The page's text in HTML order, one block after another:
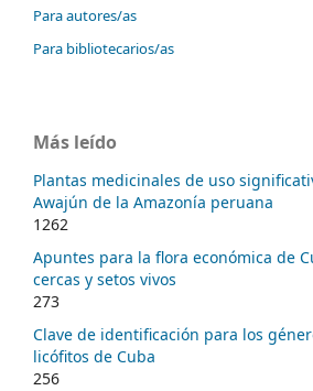
Para autores/as
Para bibliotecarios/as
Más leído
Plantas medicinales de uso
Awajún de la Amazonía peruana
1262
Apuntes para la flora económica de
cercas y setos vivos
273
Clave de identificación para los
licófitos de Cuba
256